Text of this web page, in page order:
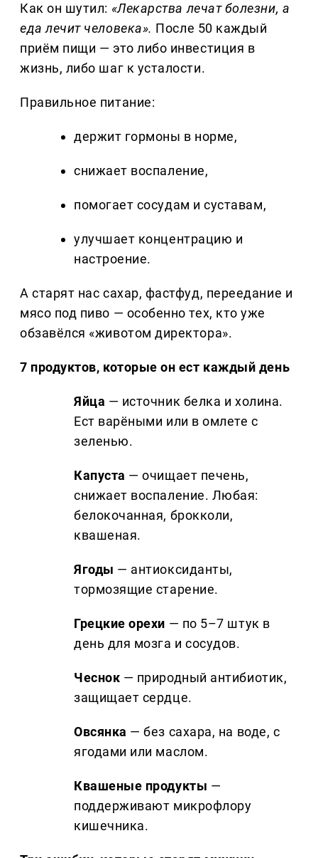
Как он шутил: «Лекарства лечат болезни, а
еда лечит человека». После 50 каждый
приём пищи — это либо инвестиция в
жизнь, либо шаг к усталости.
Правильное питание:
держит гормоны в норме,
снижает воспаление,
помогает сосудам и суставам,
улучшает концентрацию и
настроение.
А старят нас сахар, фастфуд, переедание и
мясо под пиво — особенно тех, кто уже
обзавёлся «животом директора».
7 продуктов, которые он ест каждый день
Яйца — источник белка и холина.
Ест варёными или в омлете с
зеленью.
Капуста — очищает печень,
снижает воспаление. Любая:
белокочанная, брокколи,
квашеная.
Ягоды — антиоксиданты,
тормозящие старение.
Грецкие орехи — по 5–7 штук в
день для мозга и сосудов.
Чеснок — природный антибиотик,
защищает сердце.
Овсянка — без сахара, на воде, с
ягодами или маслом.
Квашеные продукты —
поддерживают микрофлору
кишечника.